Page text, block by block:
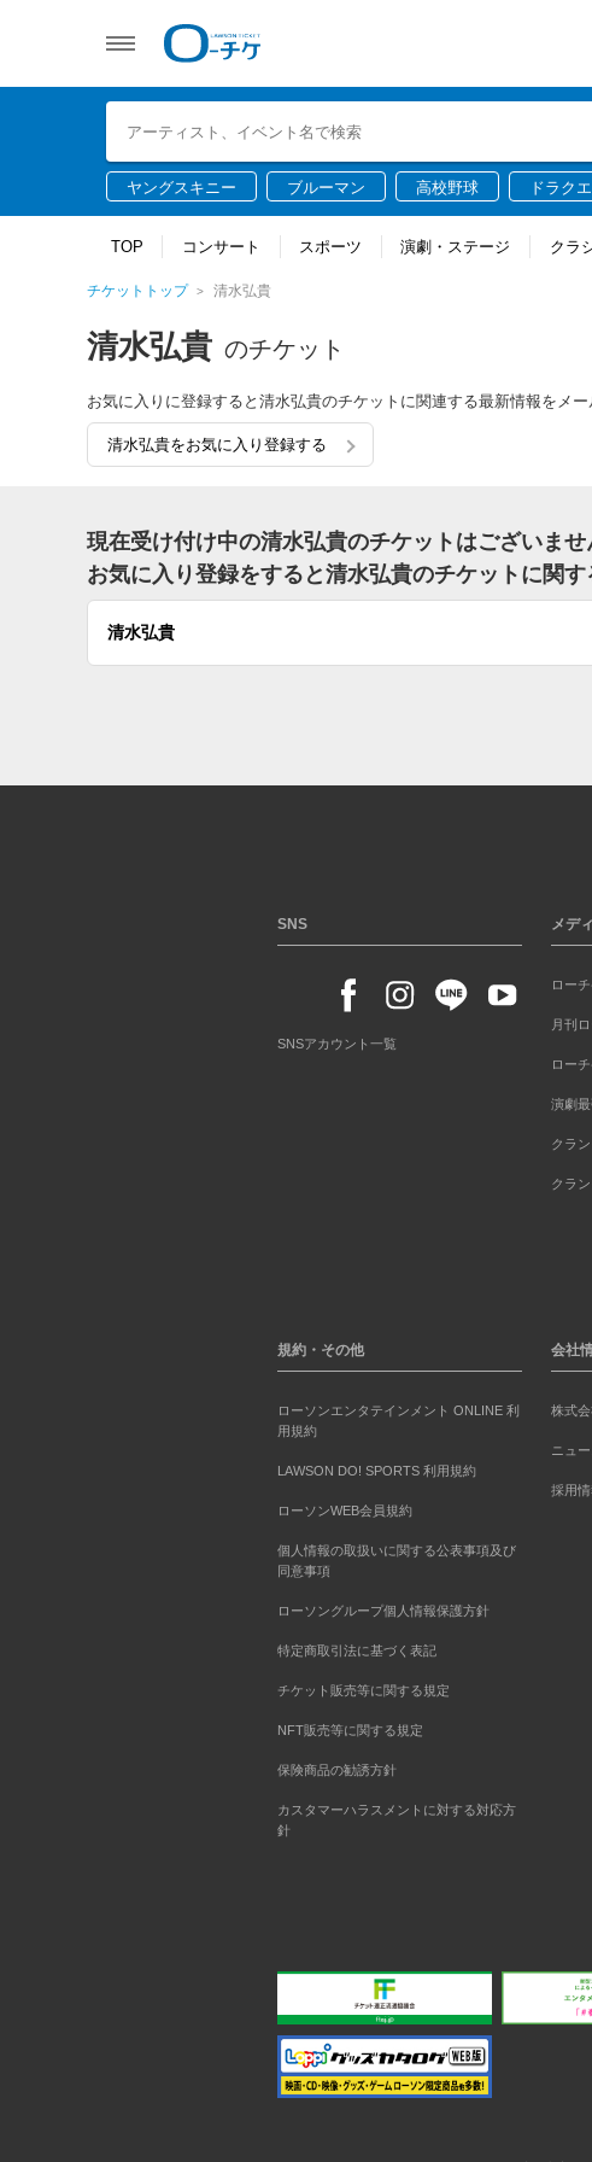
ヤングスキニー ブルーマン 高校野球 ドラク
TOP コンサート スポーツ 演劇・ステージ クラ
チケットトップ 清水弘貴
清水弘貴 のチケット
お気に入りに登録すると清水弘貴のチケットに関連する最新情報をメー
清水弘貴をお気に入り登録する
現在受け付け中の清水弘貴のチケットはございませ
お気に入り登録をすると清水弘貴のチケットに関
清水弘貴
SNS
SNSアカウント一覧
メデ
ロー
月刊
ロー
演劇
クラン
クラ
規約・その他
ローソンエンタテインメント ONLINE 利
用規約
LAWSON DO! SPORTS 利用規約
ローソンWEB会員規約
個人情報の取扱いに関する公表事項及び
同意事項
ローソングループ個人情報保護方針
特定商取引法に基づく表記
チケット販売等に関する規定
NFT販売等に関する規定
保険商品の勧誘方針
カスタマーハラスメントに対する対応方
針
会社
株式
ニュ
採用情